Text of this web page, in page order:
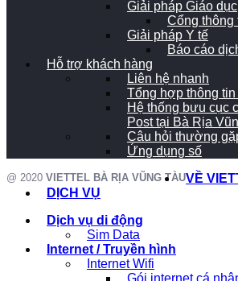
Giải pháp Giáo dục
Cổng thông
Giải pháp Y tế
Báo cáo
Hỗ trợ khách hàng
Liên hệ nhanh
Tổng hợp thông
Hệ thống bưu cục
Post tại Bà Rịa
Câu hỏi thường
Ứng dụng số
@ 2020 VIETTEL BÀ RỊA VŨNG TÀUVỀ
DỊCH VỤ
Dịch vụ di động
Sim Data
Internet / Truyền hình
Internet Wifi